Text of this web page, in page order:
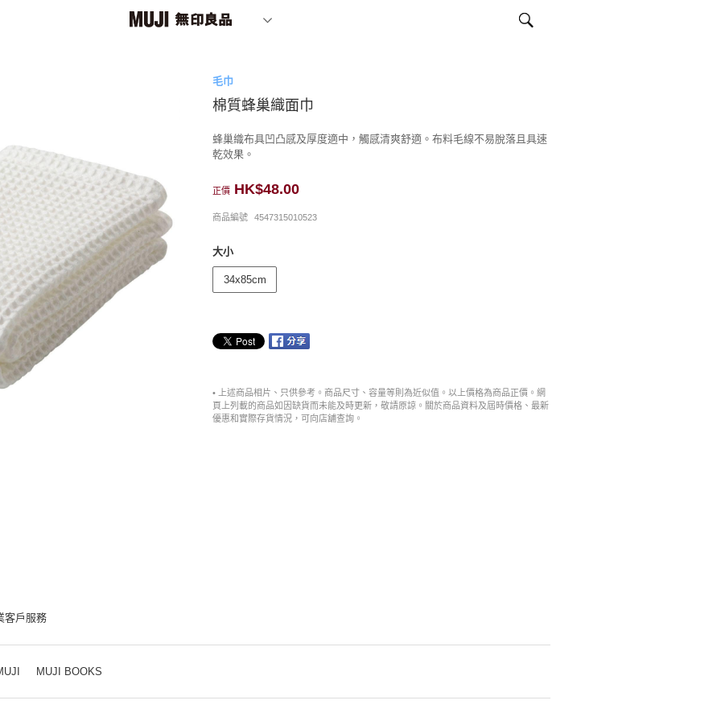
毛巾
棉質蜂巢織面巾
蜂巢織布具凹凸感及厚度適中，觸感清爽舒適。布料毛線不易脫落且具速
乾效果。
正價 HK$48.00
商品編號 4547315010523
大小
34x85cm
• 上述商品相片、只供參考。商品尺寸、容量等則為近似值。以上價格為商品正價。網
頁上列載的商品如因缺貨而未能及時更新，敬請原諒。關於商品資料及屆時價格、最新
優惠和實際存貨情況，可向店舖查詢。
客戶服務
MUJI BOOKS